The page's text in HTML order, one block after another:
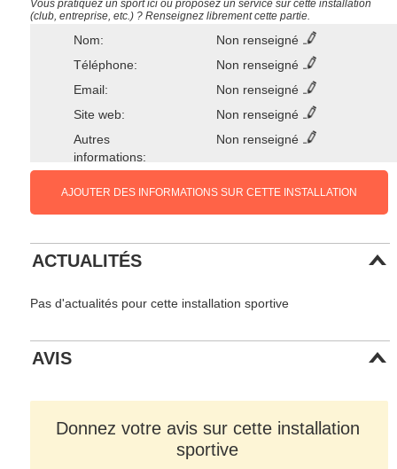
Vous pratiquez un sport ici ou proposez un service sur cette installation
(club, entreprise, etc.) ? Renseignez librement cette partie.
Nom:
Non renseigné
Téléphone:
Non renseigné
Email:
Non renseigné
Site web:
Non renseigné
Autres
informations:
Non renseigné
AJOUTER DES INFORMATIONS SUR CETTE INSTALLATION
ACTUALITÉS
Pas d'actualités pour cette installation sportive
AVIS
Donnez votre avis sur cette installation
sportive